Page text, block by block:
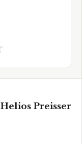
Preisser